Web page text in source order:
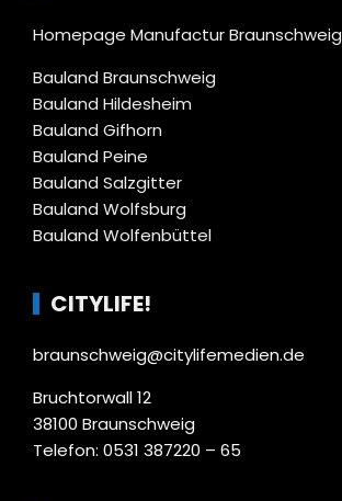
Homepage Manufactur Braunschweig
Bauland Braunschweig
Bauland Hildesheim
Bauland Gifhorn
Bauland Peine
Bauland Salzgitter
Bauland Wolfsburg
Bauland Wolfenbüttel
CITYLIFE!
braunschweig@citylifemedien.de
Bruchtorwall 12
38100 Braunschweig
Telefon: 0531 387220 – 65